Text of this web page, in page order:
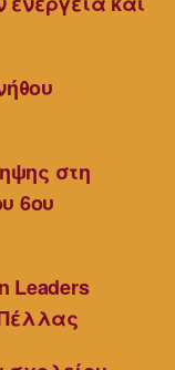
στη
6ου
Leaders